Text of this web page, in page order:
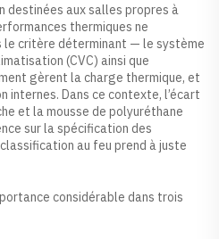
destinées aux salles propres à
thermiques ne
critère déterminant — le système
(CVC) ainsi que
gèrent la charge thermique, et
internes. Dans ce contexte, l’écart
et la mousse de polyuréthane
sur la spécification des
au feu prend à juste
considérable dans trois